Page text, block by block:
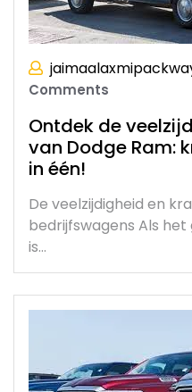
Comments
Ontdek de
van Dodge Ram:
in één!
De veelzijdigheid en
bedrijfswagens Als
is…